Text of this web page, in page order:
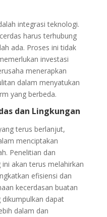
integrasi teknologi.
harus terhubung
ada. Proses ini tidak
investasi
menerapkan
dalam menyatukan
yang berbeda.
dan Lingkungan
terus berlanjut,
menciptakan
Penelitian dan
akan terus melahirkan
efisiensi dan
kecerdasan buatan
dapat
dalam dan